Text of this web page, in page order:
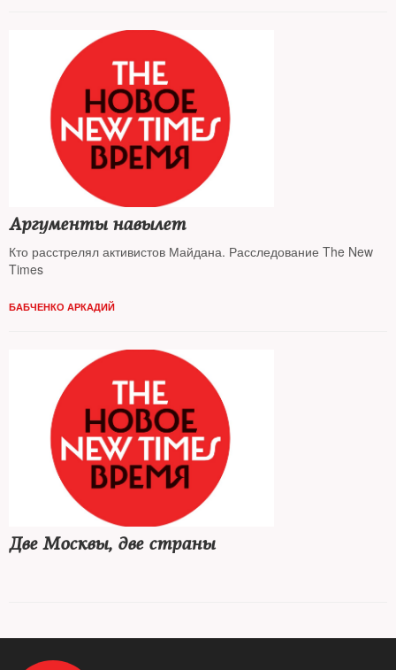
Аргументы навылет
Кто расстрелял активистов Майдана. Расследование The New
Times
БАБЧЕНКО АРКАДИЙ
Две Москвы, две страны